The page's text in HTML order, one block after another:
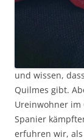
und wissen,
Quilmes gibt.
Ureinwohner im
Spanier
erfuhren wir,